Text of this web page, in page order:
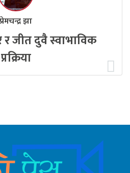
प्रेमचन्द्र झा
र जीत दुवै स्वाभाविक
प्रक्रिया